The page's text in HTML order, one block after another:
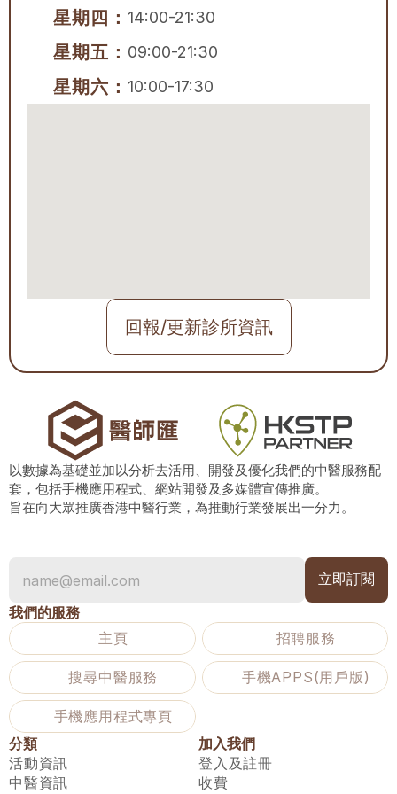
星期四： 14:00-21:30
星期五： 09:00-21:30
星期六： 10:00-17:30
回報/更新診所資訊
以數據為基礎並加以分析去活用、開發及優化我們的中醫服務配
套，包括手機應用程式、網站開發及多媒體宣傳推廣。
旨在向大眾推廣香港中醫行業，為推動行業發展出一分力。
我們的服務
主頁
招聘服務
搜尋中醫服務 手機APPS(用戶版)
手機應用程式專頁
分類
活動資訊
中醫資訊
加入我們
登入及註冊
收費